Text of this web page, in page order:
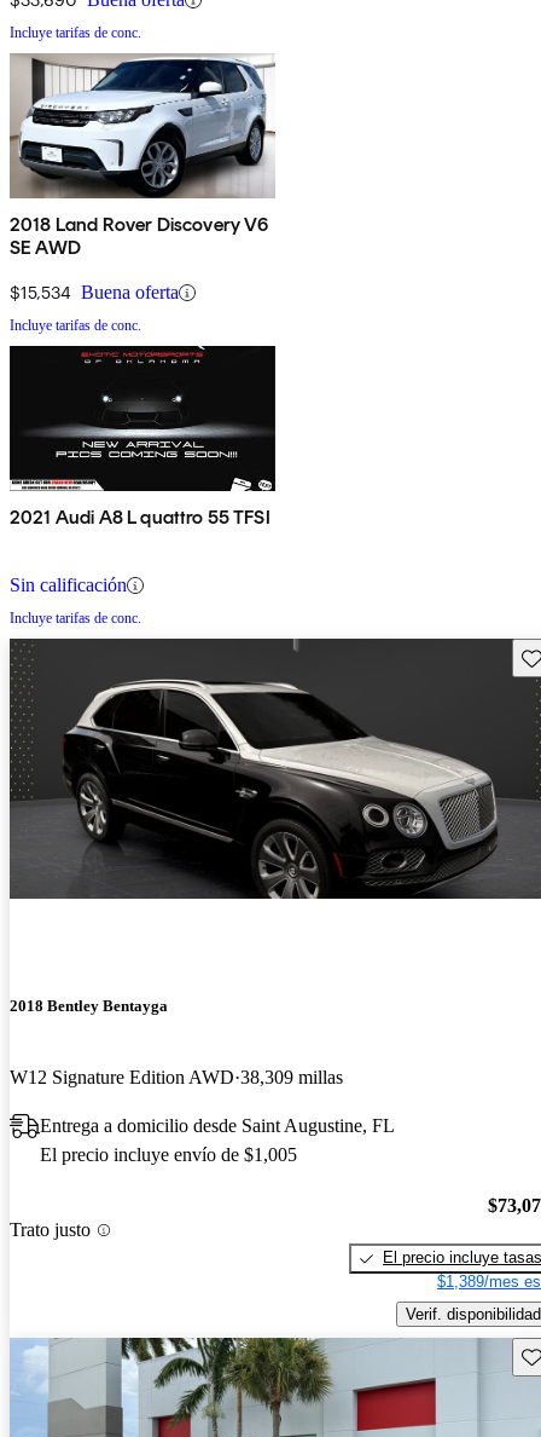
Incluye tarifas de conc.
2018 Land Rover Discovery V6
SE AWD
$15,534 Buena oferta
Incluye tarifas de conc.
2021 Audi A8 L quattro 55 TFSI
Sin calificación
Incluye tarifas de conc.
2018 Bentley Bentayga
W12 Signature Edition AWD 38,309 millas
Entrega a domicilio desde Saint Augustine, FL
El precio incluye envío de $1,005
Trato justo
El precio incluye tasas
$1,389/mes
Verif. disponibilidad